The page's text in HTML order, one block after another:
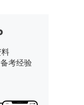
考经验